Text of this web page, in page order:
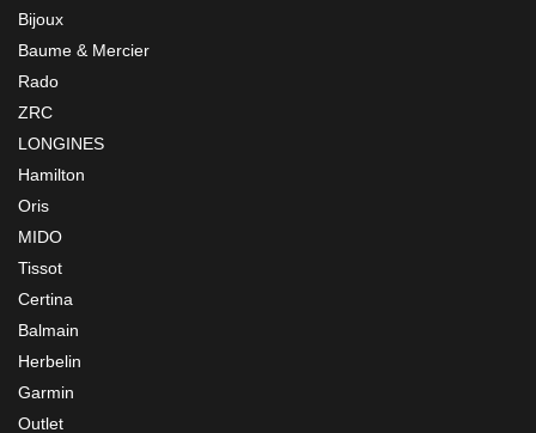
Bijoux
Baume & Mercier
Rado
ZRC
LONGINES
Hamilton
Oris
MIDO
Tissot
Certina
Balmain
Herbelin
Garmin
Outlet